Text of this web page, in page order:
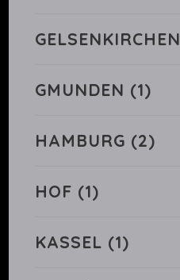
GELSENKIRCHEN
GMUNDEN (1)
HAMBURG (2)
HOF (1)
KASSEL (1)